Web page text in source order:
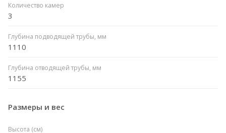
Количество камер
3
Глубина подводящей трубы, мм
1110
Глубина отводящей трубы, мм
1155
Размеры и вес
Высота (см)